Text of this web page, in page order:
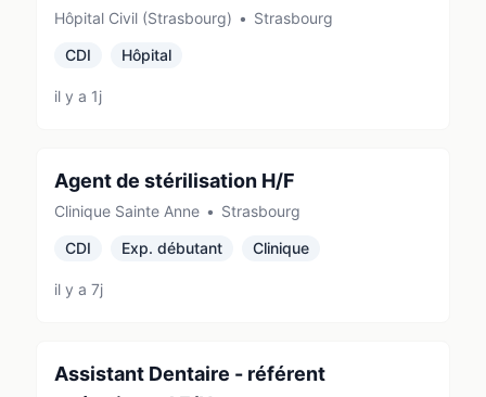
des Travaux
Hôpital Civil (Strasbourg) • Strasbourg
CDI
Hôpital
il y a 1j
Agent de stérilisation H/F
Clinique Sainte Anne • Strasbourg
CDI
Exp. débutant Clinique
il y a 7j
Assistant Dentaire - référent